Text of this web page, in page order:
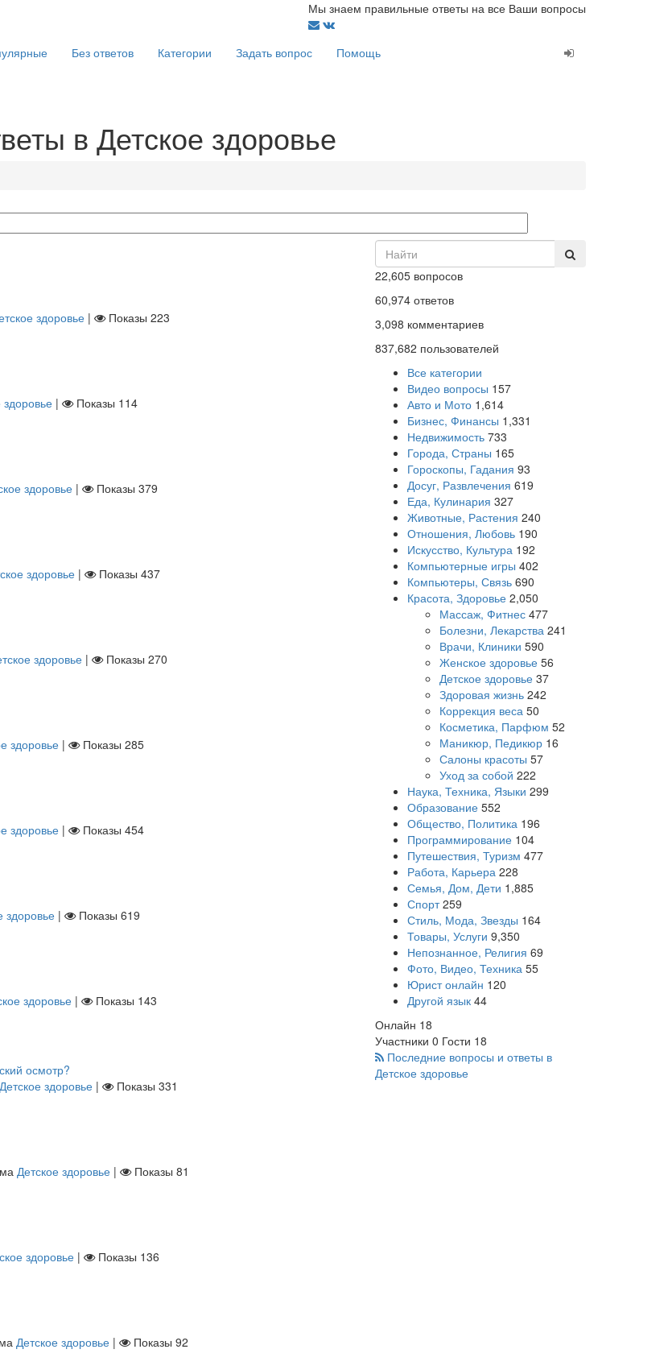
Мы знаем правильные ответы на все Ваши вопросы
Без ответов Категории Задать вопрос Помощь
в Детское здоровье
здоровье | Показы 223
здоровье | Показы 114
здоровье | Показы 379
здоровье | Показы 437
здоровье | Показы 270
здоровье | Показы 285
здоровье | Показы 454
здоровье | Показы 619
здоровье | Показы 143
осмотр?
Детское здоровье | Показы 331
Детское здоровье | Показы 81
здоровье | Показы 136
Детское здоровье | Показы 92
22,605вопросов
60,974ответов
3,098 комментариев
837,682 пользователей
Все категории
Видео вопросы 157
Авто и Мото 1,614
Бизнес, Финансы 1,331
Недвижимость 733
Города, Страны 165
Гороскопы, Гадания 93
Досуг, Развлечения 619
Еда, Кулинария 327
Животные, Растения 240
Отношения, Любовь 190
Искусство, Культура 192
Компьютерные игры 402
Компьютеры, Связь 690
Красота, Здоровье 2,050
Массаж, Фитнес 477
Болезни, Лекарства 241
Врачи, Клиники 590
Женское здоровье 56
Детское здоровье 37
Здоровая жизнь 242
Коррекция веса 50
Косметика, Парфюм 52
Маникюр, Педикюр 16
Салоны красоты 57
Уход за собой 222
Наука, Техника, Языки 299
Образование 552
Общество, Политика 196
Программирование 104
Путешествия, Туризм 477
Работа, Карьера 228
Семья, Дом, Дети 1,885
Спорт 259
Стиль, Мода, Звезды 164
Товары, Услуги 9,350
Непознанное, Религия 69
Фото, Видео, Техника 55
Юрист онлайн 120
Другой язык 44
Онлайн 18
Участники 0 Гости 18
Последние вопросы и ответы в
Детское здоровье